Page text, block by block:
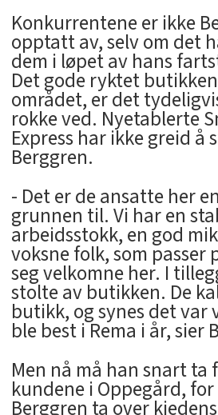
Konkurrentene er ikke
opptatt av, selv om det
dem i løpet av hans
Det gode ryktet
området, er det
rokke ved. Nyetablerte
Express har ikke greid å
Berggren.
- Det er de ansatte her
grunnen til. Vi har en
arbeidsstokk, en god
voksne folk, som passer
seg velkomne her. I
stolte av butikken. De
butikk, og synes det
ble best i Rema i år, sier
Men nå må han snart ta
kundene i Oppegård,
Berggren ta over